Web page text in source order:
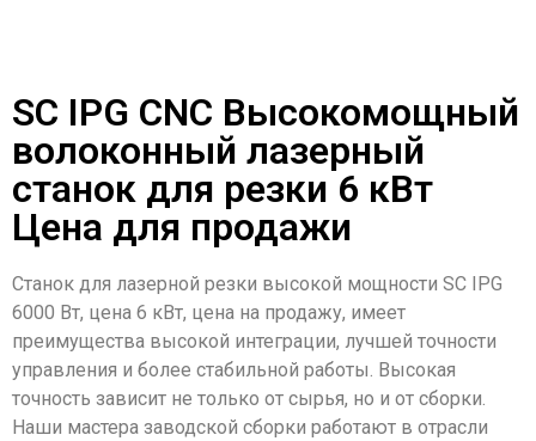
SC IPG CNC Высокомощный
волоконный лазерный
станок для резки 6 кВт
Цена для продажи
Станок для лазерной резки высокой мощности SC IPG
6000 Вт, цена 6 кВт, цена на продажу, имеет
преимущества высокой интеграции, лучшей точности
управления и более стабильной работы. Высокая
точность зависит не только от сырья, но и от сборки.
Наши мастера заводской сборки работают в отрасли